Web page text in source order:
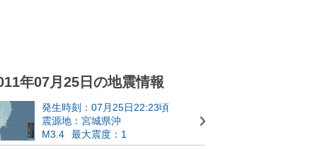
年07月25日の地震情報
発生時刻：07月25日22:23頃
震源地：宮城県沖
M3.4
最大震度：1